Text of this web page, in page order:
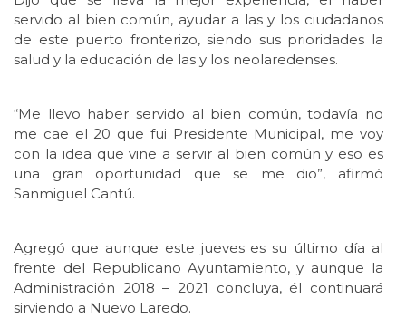
servido al bien común, ayudar a las y los ciudadanos
de este puerto fronterizo, siendo sus prioridades la
salud y la educación de las y los neolaredenses.
“Me llevo haber servido al bien común, todavía no
me cae el 20 que fui Presidente Municipal, me voy
con la idea que vine a servir al bien común y eso es
una gran oportunidad que se me dio”, afirmó
Sanmiguel Cantú.
Agregó que aunque este jueves es su último día al
frente del Republicano Ayuntamiento, y aunque la
Administración 2018 – 2021 concluya, él continuará
sirviendo a Nuevo Laredo.